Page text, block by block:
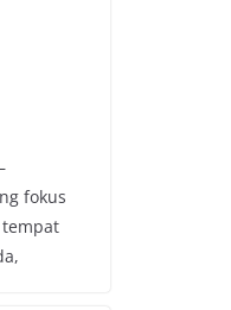
fokus